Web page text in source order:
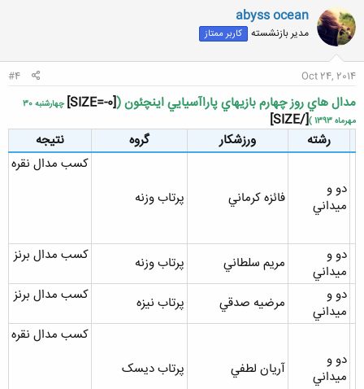
abyss ocean
مدیر بازنشسته کاربر ممتاز
Oct 24, 2014
#4
مدال هاي روز چهارم بازيهاي پاراآسيايي اينچئون ([SIZE=-0]
چهارشنبه 30
مهرماه 1393 )
[/SIZE]
رشته
ورزشکار گروه نتيجه
دو و
ميداني
فائزه کرماني پرتاب وزنه
کسب مدال نقره
دو و
ميداني
مريم سلطاني پرتاب وزنه
کسب مدال برنز
دو و
ميداني
مرضيه صدقي پرتاب نيزه کسب مدال برنز
دو و
ميداني
آريان لطفي پرتاب ديسک
کسب مدال نقره